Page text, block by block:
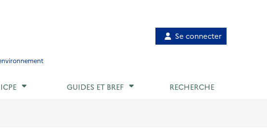
Menu
utilisateur
Se connecter
GUIDES ET BREF RECHERCHE